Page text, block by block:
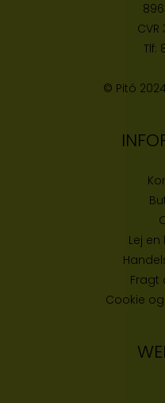
CVR
Tlf:
© Pitó
Lej
Fragt
Cookie